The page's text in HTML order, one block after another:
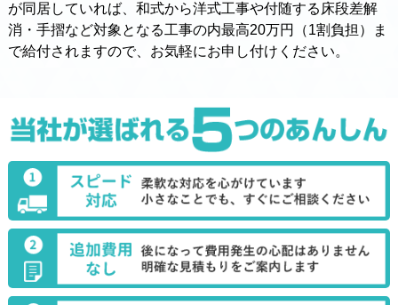
が同居していれば、和式から洋式工事や付随する床段差解
消・手摺など対象となる工事の内最高20万円（1割負担）ま
で給付されますので、お気軽にお申し付けください。